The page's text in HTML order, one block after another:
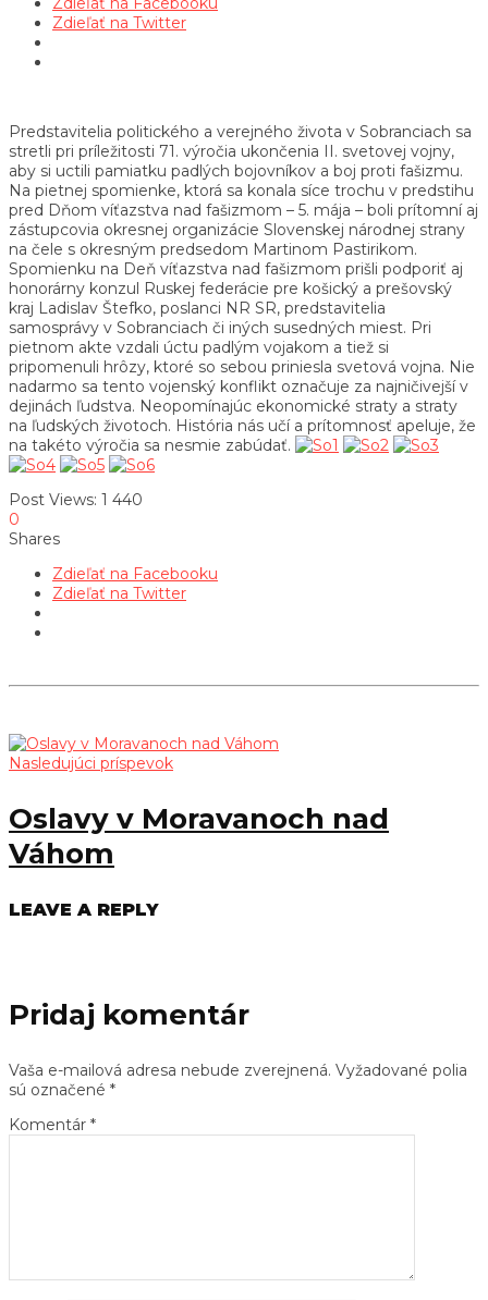
Zdieľať na Twitter
Predstavitelia politického a verejného života v Sobranciach sa
stretli pri príležitosti 71. výročia ukončenia II. svetovej vojny,
aby si uctili pamiatku padlých bojovníkov a boj proti fašizmu.
Na pietnej spomienke, ktorá sa konala síce trochu v predstihu
pred Dňom víťazstva nad fašizmom – 5. mája – boli prítomní aj
zástupcovia okresnej organizácie Slovenskej národnej strany
na čele s okresným predsedom Martinom Pastirikom.
Spomienku na Deň víťazstva nad fašizmom prišli podporiť aj
honorárny konzul Ruskej federácie pre košický a prešovský
kraj Ladislav Štefko, poslanci NR SR, predstavitelia
samosprávy v Sobranciach či iných susedných miest. Pri
pietnom akte vzdali úctu padlým vojakom a tiež si
pripomenuli hrôzy, ktoré so sebou priniesla svetová vojna. Nie
nadarmo sa tento vojenský konflikt označuje za najničivejší v
dejinách ľudstva. Neopomínajúc ekonomické straty a straty
na ľudských životoch. História nás učí a prítomnosť apeluje, že
na takéto výročia sa nesmie zabúdať.
Post Views: 1 440
0
Shares
Zdieľať na Facebooku
Zdieľať na Twitter
Nasledujúci príspevok
Oslavy v Moravanoch nad
Váhom
LEAVE A REPLY
Pridaj komentár
Vaša e-mailová adresa nebude zverejnená. Vyžadované polia
sú označené *
Komentár *